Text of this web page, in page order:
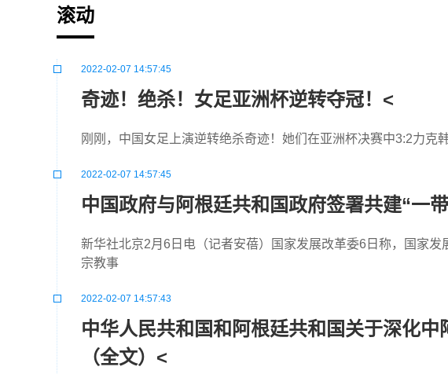
滚动
2022-02-07 14:57:45
奇迹！绝杀！女足亚洲杯逆转夺冠！<
刚刚，中国女足上演逆转绝杀奇迹！她们在亚洲杯决赛中3:2力克
2022-02-07 14:57:45
中国政府与阿根廷共和国政府签署共建“一
新华社北京2月6日电（记者安蓓）国家发展改革委6日称，国家
宗教事
2022-02-07 14:57:43
中华人民共和国和阿根廷共和国关于深化
（全文）<